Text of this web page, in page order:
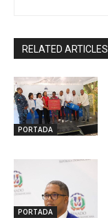
RELATED ARTICLES
PORTADA
PORTADA